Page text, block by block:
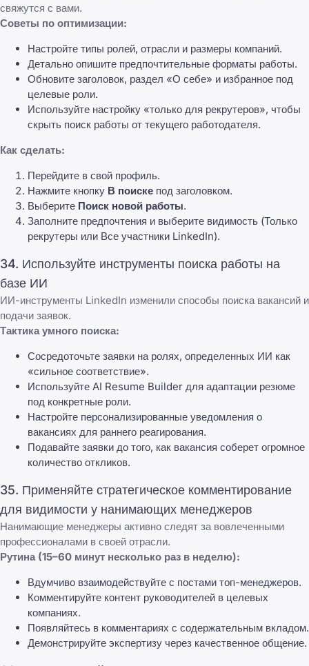
свяжутся с вами.
Советы по оптимизации:
Настройте типы ролей, отрасли и размеры компаний.
Детально опишите предпочтительные форматы работы.
Обновите заголовок, раздел «О себе» и избранное под
целевые роли.
Используйте настройку «только для рекрутеров», чтобы
скрыть поиск работы от текущего работодателя.
Как сделать:
Перейдите в свой профиль.
Нажмите кнопку В поиске под заголовком.
Выберите Поиск новой работы.
Заполните предпочтения и выберите видимость (Только
рекрутеры или Все участники LinkedIn).
34. Используйте инструменты поиска работы на
базе ИИ
ИИ-инструменты LinkedIn изменили способы поиска вакансий и
подачи заявок.
Тактика умного поиска:
Сосредоточьте заявки на ролях, определенных ИИ как
«сильное соответствие».
Используйте AI Resume Builder для адаптации резюме
под конкретные роли.
Настройте персонализированные уведомления о
вакансиях для раннего реагирования.
Подавайте заявки до того, как вакансия соберет огромное
количество откликов.
35. Применяйте стратегическое комментирование
для видимости у нанимающих менеджеров
Нанимающие менеджеры активно следят за вовлеченными
профессионалами в своей отрасли.
Рутина (15–60 минут несколько раз в неделю):
Вдумчиво взаимодействуйте с постами топ-менеджеров.
Комментируйте контент руководителей в целевых
компаниях.
Появляйтесь в комментариях с содержательным вкладом.
Демонстрируйте экспертизу через качественное общение.